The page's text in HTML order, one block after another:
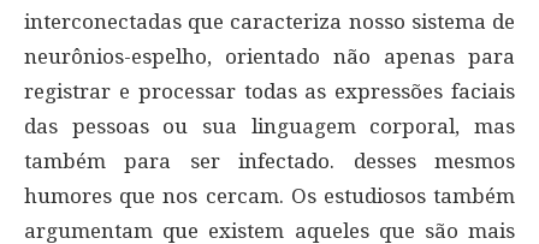
interconectadas que caracteriza nosso sistema de
neurônios-espelho, orientado não apenas para
registrar e processar todas as expressões faciais
das pessoas ou sua linguagem corporal, mas
também para ser infectado. desses mesmos
humores que nos cercam. Os estudiosos também
argumentam que existem aqueles que são mais